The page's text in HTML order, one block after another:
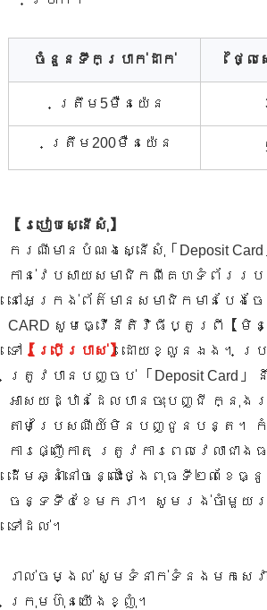
ចំនួនទឹកប្រាក់ដាក់ ថ្លៃ
ត្រឹម5ម៉ឺនយ៉េន
ត្រឹម200ម៉ឺនយ៉េន
【របៀបស្នើសុំ】
ករណីមានបំណងស្នើសុំ「Deposit
កាន់វេបសាយសមាជិកពីគេហទំព័ររ
នៅអេក្រង់ព័ត៌មានសមាជិកមានបែងច
CARD សូមធ្វើនីតិវិធីប្តូរពី【មិនប្
ទៅ 【ប្រើប្រាស់】 ដោយខ្លួនឯង។ ប្
ត្រូវបានបញ្ចប់ 「Deposit Card」
អាសយដ្ឋានដែលបានចុះបញ្ជី ក្នុង
តាមប្រៃសណីយ៍មិនបញ្ជូនបន្ត។ កំ
ការផ្ញើកាត ត្រូវការពេលវេលាជា
ដើមឆ្នាំនៅចន្លោះថ្ងៃពុធទី២៣ខែធ្
ចន្ទទី៤ខែមករា។ សូមរង់ចាំមួយរ
ទៅដល់។
រាល់ចម្ងល់ សូមទំនាក់ទំនងមកសេ
ក្រុមហ៊ុនយើងខ្ញុំ។